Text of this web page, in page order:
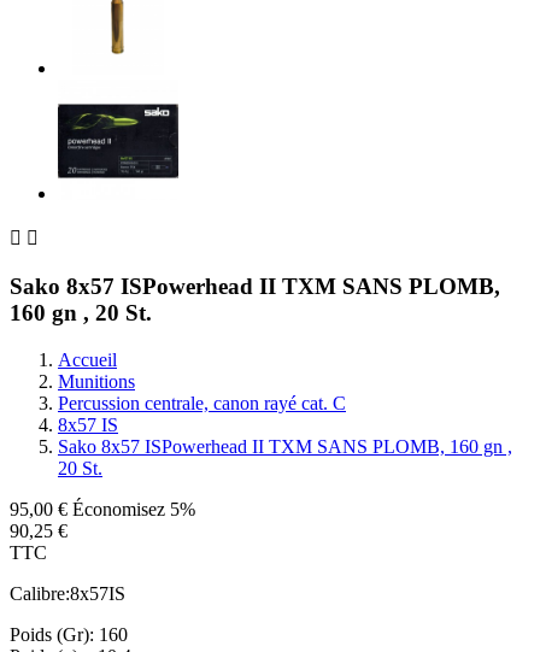
 
Sako 8x57 ISPowerhead II TXM SANS PLOMB,
160 gn , 20 St.
Accueil
Munitions
Percussion centrale, canon rayé cat. C
8x57 IS
Sako 8x57 ISPowerhead II TXM SANS PLOMB, 160 gn ,
20 St.
95,00 € Économisez 5%
90,25 €
TTC
Calibre:8x57IS
Poids (Gr): 160